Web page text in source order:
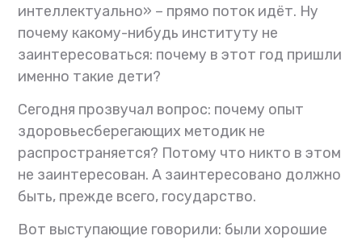
интеллектуально» – прямо поток идёт. Ну
почему какому-нибудь институту не
заинтересоваться: почему в этот год пришли
именно такие дети?
Сегодня прозвучал вопрос: почему опыт
здоровьесберегающих методик не
распространяется? Потому что никто в этом
не заинтересован. А заинтересовано должно
быть, прежде всего, государство.
Вот выступающие говорили: были хорошие